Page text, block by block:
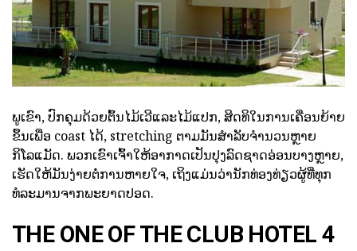
ພູເຂົາ, ປົກຄຸມດ້ວຍຕົ້ນໄມ້ເວີແລະໄມ້ແປກ, ສິດທິໃນການເຄື່ອນຍ້າຍ
ຂຶ້ນເພື່ອ coast ໄດ້, stretching ຕາມມັນສໍາລັບຈໍານວນຫຼາຍ
ກິໂລແມັດ. ພວກເຂົາເຈົ້າໃຫ້ອາກາດເປັນປຸງລົດຊາດອ່ອນບາງຫຼາຍ,
ເຮັດໃຫ້ມັນງ່າຍຕໍ່ການຫາຍໃຈ, ເຖິງແມ່ນວ່ານັກທ່ອງທ່ຽວຜູ້ທີ່ທຸກ
ທໍລະມານຈາກພະຍາດປອດ.
THE ONE OF THE CLUB HOTEL 4